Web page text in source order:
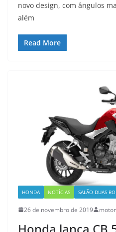
novo design, com ângulos
além
Read More
HONDA NOTÍCIAS SALÃO DUAS
26 de novembro de 2019
Honda lança CB